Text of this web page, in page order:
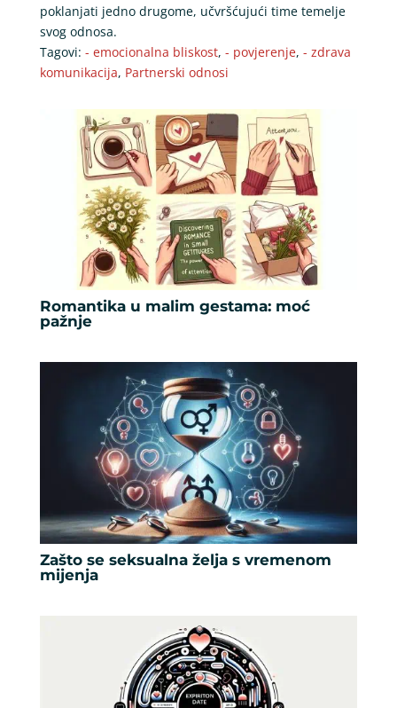
poklanjati jedno drugome, učvršćujući time temelje
svog odnosa.
Tagovi: - emocionalna bliskost, - povjerenje, - zdrava
komunikacija, Partnerski odnosi
Romantika u malim gestama: moć
pažnje
Zašto se seksualna želja s vremenom
mijenja